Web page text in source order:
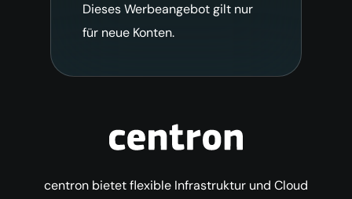
Dieses Werbeangebot gilt nur
für neue Konten.
centron bietet flexible Infrastruktur und Cloud